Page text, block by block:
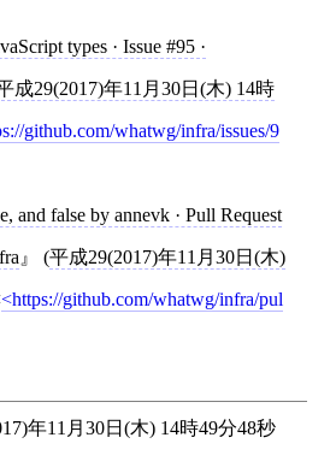
types · Issue #95 ·
成29(2017)年11月30日(木) 14時
github.com/whatwg/infra/issues/9
and false by annevk · Pull Request
(平成29(2017)年11月30日(木)
https://github.com/whatwg/infra/pul
年11月30日(木) 14時49分48秒